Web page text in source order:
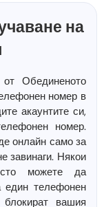
на
Обединеното
номер в
акаунтите си,
номер.
онлайн само за
завинаги. Някои
можете да
един телефонен
вашия